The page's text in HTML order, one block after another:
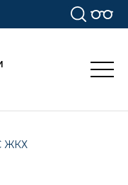
ЖКХ